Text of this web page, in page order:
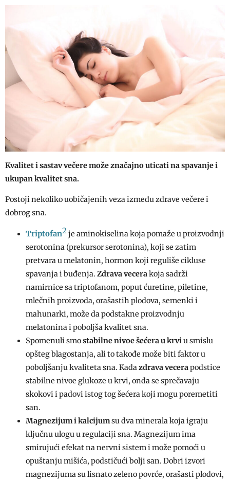
Kvalitet i sastav večere može značajno uticati na spavanje i
ukupan kvalitet sna.
Postoji nekoliko uobičajenih veza između zdrave večere i
dobrog sna.
Triptofan2 je aminokiselina koja pomaže u proizvodnji
serotonina (prekursor serotonina), koji se zatim
pretvara u melatonin, hormon koji reguliše cikluse
spavanja i buđenja. Zdrava vecerakoja sadrži
namirnice sa triptofanom, poput ćuretine, piletine,
mlečnih proizvoda, orašastih plodova, semenki i
mahunarki, može da podstakne proizvodnju
melatonina i poboljša kvalitet sna.
Spomenuli smostabilne nivoe šećera u krviu smislu
opšteg blagostanja, ali to takođe može biti faktor u
poboljšanju kvaliteta sna. Kadazdrava vecerapodstice
stabilne nivoe glukoze u krvi, onda se sprečavaju
skokovi i padovi istog tog šećera koji mogu poremetiti
san.
Magnezijum i kalcijumsu dva minerala koja igraju
ključnu ulogu u regulaciji sna. Magnezijum ima
smirujući efekat na nervni sistem i može pomoći u
opuštanju mišića, podstičući bolji san. Dobri izvori
magnezijuma su lisnato zeleno povrće, orašasti plodovi,